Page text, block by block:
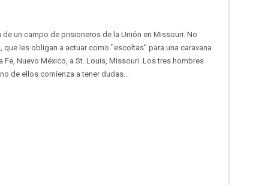
un campo de prisioneros de la Unión en Missouri. No
les obligan a actuar como "escoltas" para una caravana
Nuevo México, a St. Louis, Missouri. Los tres hombres
de ellos comienza a tener dudas...